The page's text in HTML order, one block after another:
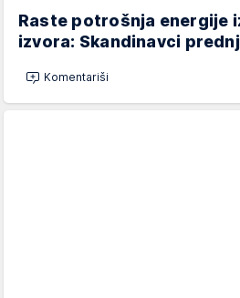
Raste potrošnja energije
izvora: Skandinavci
Komentariši